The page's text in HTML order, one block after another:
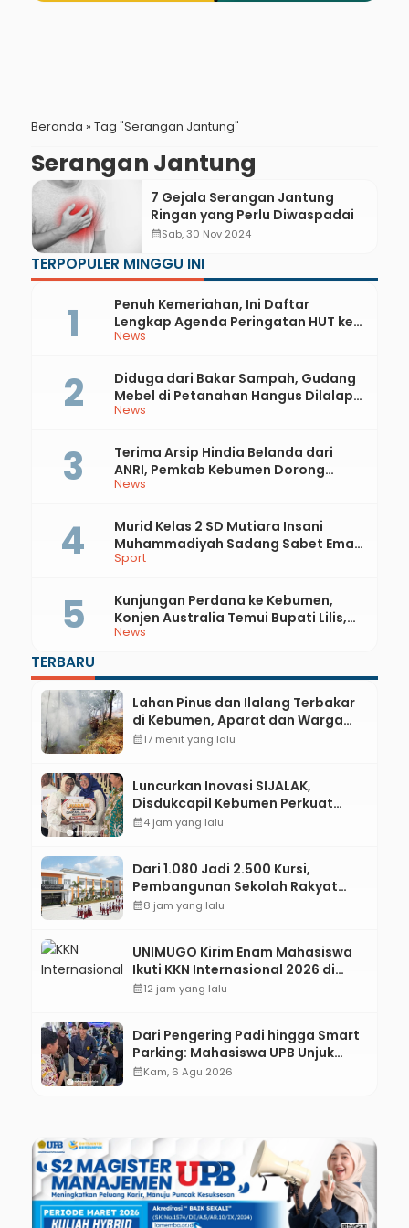
Beranda » Tag "Serangan Jantung"
Serangan Jantung
7 Gejala Serangan Jantung
Ringan yang Perlu Diwaspadai
calendar_monthSab, 30 Nov 2024
TERPOPULER MINGGU INI
News
Penuh Kemeriahan, Ini Daftar
Lengkap Agenda Peringatan HUT ke-
81 RI dan Hari Jadi ke-397 Kabupaten
News
Diduga dari Bakar Sampah, Gudang
Mebel di Petanahan Hangus Dilalap
Api
News
Terima Arsip Hindia Belanda dari
ANRI, Pemkab Kebumen Dorong
Integrasi Sejarah, Geopark, dan
Sport
Murid Kelas 2 SD Mutiara Insani
Muhammadiyah Sadang Sabet Emas
dan Perak di Kejurda Tapak Suci
News
Kunjungan Perdana ke Kebumen,
Konjen Australia Temui Bupati Lilis,
Ini yang Dibahas
TERBARU
Lahan Pinus dan Ilalang Terbakar
di Kebumen, Aparat dan Warga
Padamkan Api Secara Manual
calendar_month17 menit yang lalu
Luncurkan Inovasi SIJALAK,
Disdukcapil Kebumen Perkuat
Jejaring Literasi Adminduk hingga
calendar_month4 jam yang lalu
Dari 1.080 Jadi 2.500 Kursi,
Pembangunan Sekolah Rakyat
Kebumen Ditargetkan Mulai
calendar_month8 jam yang lalu
UNIMUGO Kirim Enam Mahasiswa
Ikuti KKN Internasional 2026 di
ASEAN dan Hong Kong
calendar_month12 jam yang lalu
Dari Pengering Padi hingga Smart
Parking: Mahasiswa UPB Unjuk
Gigi Lewat Pameran CODEX 2
calendar_monthKam, 6 Agu 2026